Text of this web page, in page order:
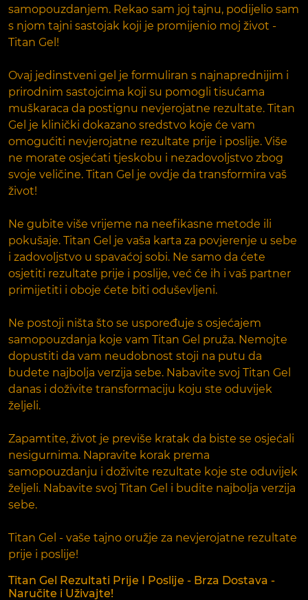
samopouzdanjem. Rekao sam joj tajnu, podijelio sam
s njom tajni sastojak koji je promijenio moj život -
Titan Gel!
Ovaj jedinstveni gel je formuliran s najnaprednijim i
prirodnim sastojcima koji su pomogli tisućama
muškaraca da postignu nevjerojatne rezultate. Titan
Gel je klinički dokazano sredstvo koje će vam
omogućiti nevjerojatne rezultate prije i poslije. Više
ne morate osjećati tjeskobu i nezadovoljstvo zbog
svoje veličine. Titan Gel je ovdje da transformira vaš
život!
Ne gubite više vrijeme na neefikasne metode ili
pokušaje. Titan Gel je vaša karta za povjerenje u sebe
i zadovoljstvo u spavaćoj sobi. Ne samo da ćete
osjetiti rezultate prije i poslije, već će ih i vaš partner
primijetiti i oboje ćete biti oduševljeni.
Ne postoji ništa što se uspoređuje s osjećajem
samopouzdanja koje vam Titan Gel pruža. Nemojte
dopustiti da vam neudobnost stoji na putu da
budete najbolja verzija sebe. Nabavite svoj Titan Gel
danas i doživite transformaciju koju ste oduvijek
željeli.
Zapamtite, život je previše kratak da biste se osjećali
nesigurnima. Napravite korak prema
samopouzdanju i doživite rezultate koje ste oduvijek
željeli. Nabavite svoj Titan Gel i budite najbolja verzija
sebe.
Titan Gel - vaše tajno oružje za nevjerojatne rezultate
prije i poslije!
Titan Gel Rezultati Prije I Poslije - Brza Dostava -
Naručite i Uživajte!